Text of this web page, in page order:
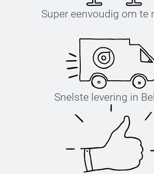
Super eenvoudig om te
Snelste levering in